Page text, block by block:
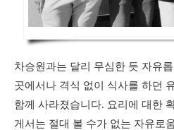
차승원과는 달리 무심한 듯 자유
곳에서나 격식 없이 식사를 하던
함께 사라졌습니다. 요리에 대한
게서는 절대 볼 수가 없는 자유로